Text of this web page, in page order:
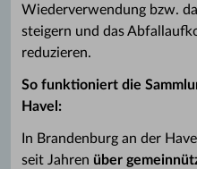
Wiederverwendung bzw.
steigern und das
reduzieren.
So funktioniert die
Havel:
In Brandenburg an der
seit Jahren über